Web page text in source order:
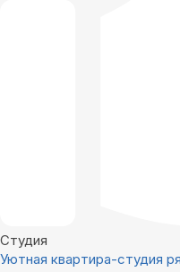
Студия
Уютная квартира-студия